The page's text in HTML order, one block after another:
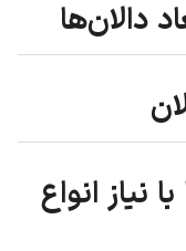
دالان‌ها
نیاز انواع